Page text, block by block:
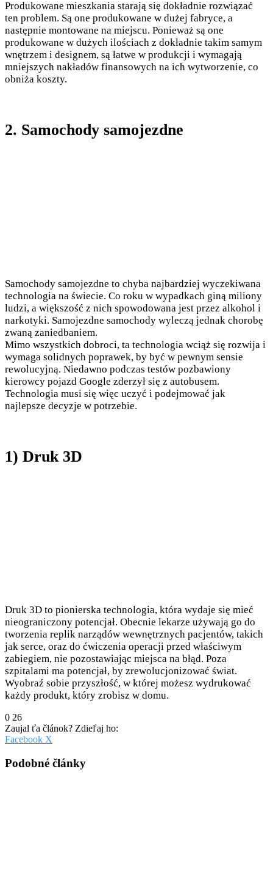
Produkowane mieszkania starają się dokładnie rozwiązać
ten problem. Są one produkowane w dużej fabryce, a
następnie montowane na miejscu. Ponieważ są one
produkowane w dużych ilościach z dokładnie takim samym
wnętrzem i designem, są łatwe w produkcji i wymagają
mniejszych nakładów finansowych na ich wytworzenie, co
obniża koszty.
2. Samochody samojezdne
Samochody samojezdne to chyba najbardziej wyczekiwana
technologia na świecie. Co roku w wypadkach giną miliony
ludzi, a większość z nich spowodowana jest przez alkohol i
narkotyki. Samojezdne samochody wyleczą jednak chorobę
zwaną zaniedbaniem.
Mimo wszystkich dobroci, ta technologia wciąż się rozwija i
wymaga solidnych poprawek, by być w pewnym sensie
rewolucyjną. Niedawno podczas testów pozbawiony
kierowcy pojazd Google zderzył się z autobusem.
Technologia musi się więc uczyć i podejmować jak
najlepsze decyzje w potrzebie.
1) Druk 3D
Druk 3D to pionierska technologia, która wydaje się mieć
nieograniczony potencjał. Obecnie lekarze używają go do
tworzenia replik narządów wewnętrznych pacjentów, takich
jak serce, oraz do ćwiczenia operacji przed właściwym
zabiegiem, nie pozostawiając miejsca na błąd. Poza
szpitalami ma potencjał, by zrewolucjonizować świat.
Wyobraź sobie przyszłość, w której możesz wydrukować
każdy produkt, który zrobisz w domu.
0 26
Zaujal ťa článok? Zdieľaj ho:
Facebook X
Email
Podobné články